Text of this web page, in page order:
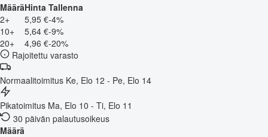
MääräHinta Tallenna
2+
5,95 €-4%
10+
5,64 €-9%
20+
4,96 €-20%
Rajoitettu varasto
Normaalitoimitus Ke, Elo 12 - Pe, Elo 14
Pikatoimitus Ma, Elo 10 - Ti, Elo 11
30 päivän palautusoikeus
Määrä